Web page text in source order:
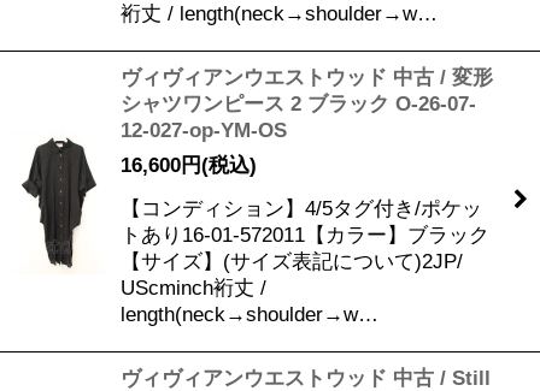
裄丈 / length(neck→shoulder→w…
ヴィヴィアンウエストウッド 中古 / 変形
シャツワンピース 2 ブラック O-26-07-
12-027-op-YM-OS
16,600円(税込)
【コンディション】4/5タグ付き/ポケッ
トあり16-01-572011【カラー】ブラック
【サイズ】(サイズ表記について)2JP/
UScminch裄丈 /
length(neck→shoulder→w…
ヴィヴィアンウエストウッド 中古 / Still